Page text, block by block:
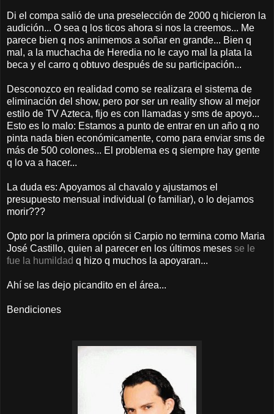
Di el compa salió de una preselección de 2000 q hicieron la
audición... O sea q los ticos ahora si nos la creemos... Me
parece bien q nos animemos a soñar en grande... Bien q
mal, a la muchacha de Heredia no le cayo mal la plata la
beca y el carro q obtuvo después de su participación...
Desconozco en realidad como se realizara el sistema de
eliminación del show, pero por ser un reality show al mejor
estilo de TV Azteca, fijo es con llamadas y sms de apoyo...
Esto es lo malo: Estamos a punto de entrar en un año q no
pinta nada bien económicamente, como para enviar sms de
más de 500 colones... El problema es q siempre hay gente
q lo va a hacer...
La duda es: Apoyamos al chavalo y ajustamos el
presupuesto mensual individual (o familiar), o lo dejamos
morir???
Opto por la primera opción si Carpio no termina como Maria
José Castillo, quien al parecer en los últimos meses se le
fue la humildad q hizo q muchos la apoyaran...
Ahí se las dejo picandito en el área...
Bendiciones